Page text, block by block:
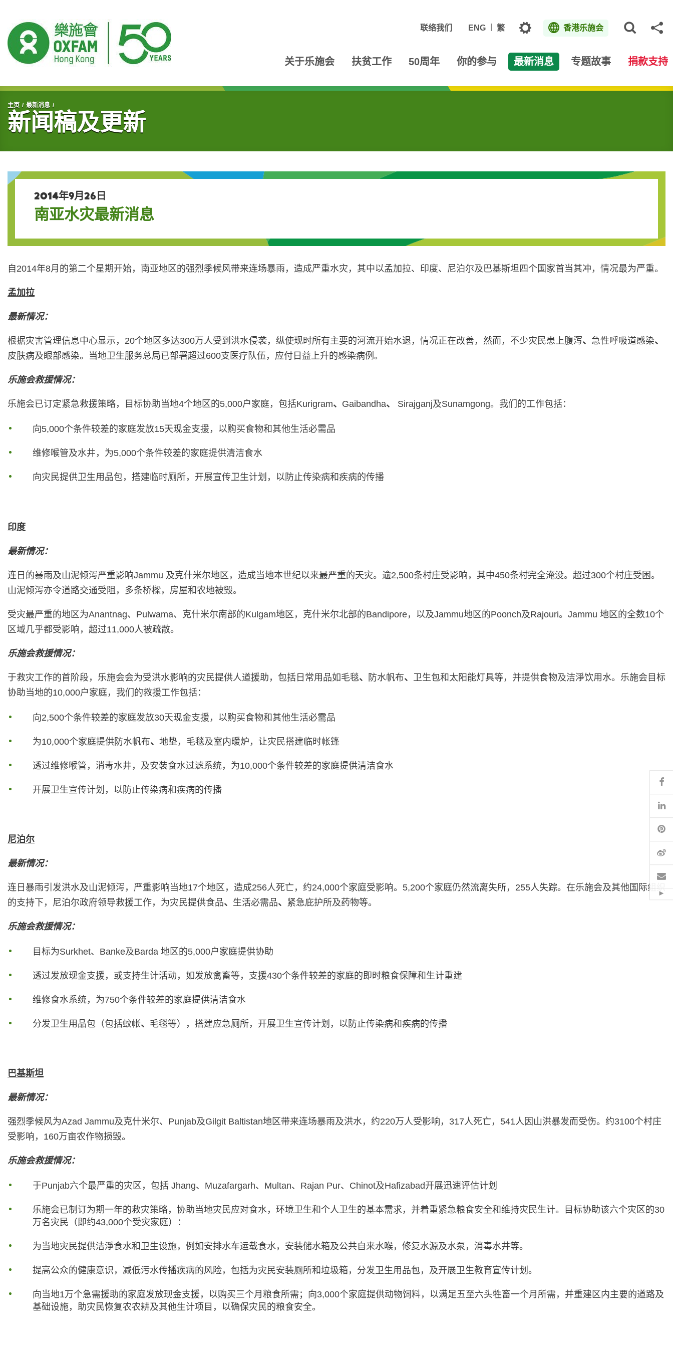
联络我们 ENG 繁 主题 香港乐施会
关于乐施会 扶贫工作 50周年 你的参与 最新消息 专题故事 捐款支持
开始主要内容
主页 最新消息
新闻稿及更新
2014年9月26日
南亚水灾最新消息
自2014年8月的第二个星期开始，南亚地区的强烈季候风带来连场暴雨，造成严重水灾，其中以孟加拉、印度、尼泊尔及巴基斯坦四个国家首当其冲，情况最为严重。
孟加拉
最新情况：
根据灾害管理信息中心显示，20个地区多达300万人受到洪水侵袭，纵使现时所有主要的河流开始水退，情况正在改善，然而，不少灾民患上腹泻、 急性呼吸道感染、
皮肤病及眼部感染。当地卫生服务总局已部署超过600支医疗队伍，应付日益上升的感染病例。
乐施会救援情况：
乐施会已订定紧急救援策略，目标协助当地4个地区的5,000户家庭，包括Kurigram、 Gaibandha、 Sirajganj及Sunamgong。我们的工作包括：
向5,000个条件较差的家庭发放15天现金支援，以购买食物和其他生活必需品
维修喉管及水井，为5,000个条件较差的家庭提供清洁食水
向灾民提供卫生用品包，搭建临时厕所，开展宣传卫生计划，以防止传染病和疾病的传播
印度
最新情况：
连日的暴雨及山泥倾泻严重影响Jammu 及克什米尔地区，造成当地本世纪以来最严重的天灾。逾2,500条村庄受影响，其中450条村完全淹没。超过300个村庄受困。
山泥倾泻亦令道路交通受阻，多条桥樑，房屋和农地被毁。
受灾最严重的地区为Anantnag、Pulwama、克什米尔南部的Kulgam地区，克什米尔北部的Bandipore，以及Jammu地区的Poonch及Rajouri。Jammu 地区的全数10个
区域几乎都受影响，超过11,000人被疏散。
乐施会救援情况：
于救灾工作的首阶段，乐施会会为受洪水影响的灾民提供人道援助，包括日常用品如毛毯、 防水帆布、 卫生包和太阳能灯具等，并提供食物及洁淨饮用水。乐施会目标
协助当地的10,000户家庭，我们的救援工作包括：
向2,500个条件较差的家庭发放30天现金支援，以购买食物和其他生活必需品
为10,000个家庭提供防水帆布、地垫，毛毯及室内暖炉，让灾民搭建临时帐篷
透过维修喉管，消毒水井，及安装食水过滤系统，为10,000个条件较差的家庭提供清洁食水
开展卫生宣传计划，以防止传染病和疾病的传播
尼泊尔
最新情况：
连日暴雨引发洪水及山泥倾泻，严重影响当地17个地区，造成256人死亡，约24,000个家庭受影响。5,200个家庭仍然流离失所，255人失踪。在乐施会及其他国际组织
的支持下，尼泊尔政府领导救援工作，为灾民提供食品、 生活必需品、 紧急庇护所及药物等。
乐施会救援情况：
目标为Surkhet、Banke及Barda 地区的5,000户家庭提供协助
透过发放现金支援，或支持生计活动，如发放禽畜等，支援430个条件较差的家庭的即时粮食保障和生计重建
维修食水系统，为750个条件较差的家庭提供清洁食水
分发卫生用品包（包括蚊帐、 毛毯等），搭建应急厕所，开展卫生宣传计划，以防止传染病和疾病的传播
巴基斯坦
最新情况：
强烈季候风为Azad Jammu及克什米尔、Punjab及Gilgit Baltistan地区带来连场暴雨及洪水，约220万人受影响，317人死亡，541人因山洪暴发而受伤。约3100个村庄
受影响，160万亩农作物损毁。
乐施会救援情况：
于Punjab六个最严重的灾区，包括 Jhang、Muzafargarh、Multan、Rajan Pur、Chinot及Hafizabad开展迅速评估计划
乐施会已制订为期一年的救灾策略，协助当地灾民应对食水，环境卫生和个人卫生的基本需求，并着重紧急粮食安全和维持灾民生计。目标协助该六个灾区的30
万名灾民（即约43,000个受灾家庭）：
为当地灾民提供洁淨食水和卫生设施，例如安排水车运载食水，安装储水箱及公共自来水喉，修复水源及水泵，消毒水井等。
提高公众的健康意识，减低污水传播疾病的风险，包括为灾民安装厕所和垃圾箱，分发卫生用品包，及开展卫生教育宣传计划。
向当地1万个急需援助的家庭发放现金支援，以购买三个月粮食所需；向3,000个家庭提供动物饲料，以满足五至六头牲畜一个月所需，并重建区内主要的道路及
基础设施，助灾民恢复农农耕及其他生计项目，以确保灾民的粮食安全。